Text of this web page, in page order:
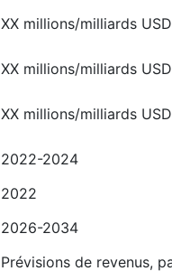
XX millions/milliards USD
XX millions/milliards USD
XX millions/milliards USD
2022-2024
2022
2026-2034
Prévisions de revenus,